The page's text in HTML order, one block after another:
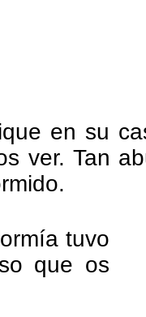
en su
ver. Tan
tuvo
que os